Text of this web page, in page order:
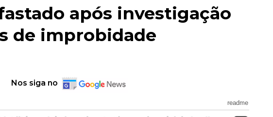
após investigação
de improbidade
Nos siga no
readme